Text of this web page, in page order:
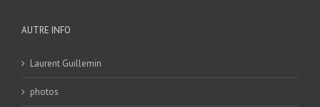
AUTRE INFO
Laurent Guillemin
photos